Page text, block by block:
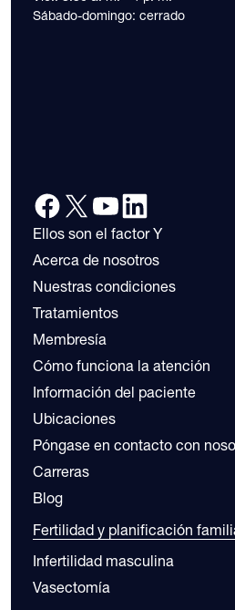
Sábado-domingo: cerrado
Ellos son el factor Y
Acerca de nosotros
Nuestras condiciones
Tratamientos
Membresía
Cómo funciona la atención
Información del paciente
Ubicaciones
Póngase en contacto con
Carreras
Blog
Fertilidad y planificación
Infertilidad masculina
Vasectomía